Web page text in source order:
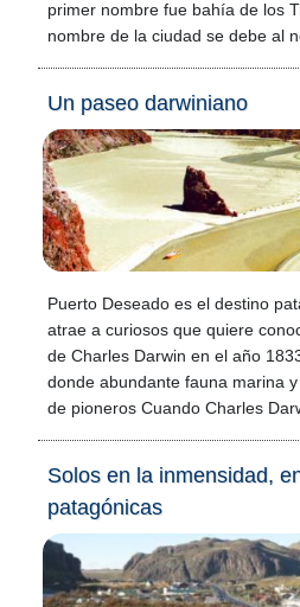
primer nombre fue bahía de los
nombre de la ciudad se debe al
Un paseo darwiniano
Puerto Deseado es el destino
atrae a curiosos que quiere
de Charles Darwin en el año
donde abundante fauna marina
de pioneros Cuando Charles
Solos en la inmensidad,
patagónicas